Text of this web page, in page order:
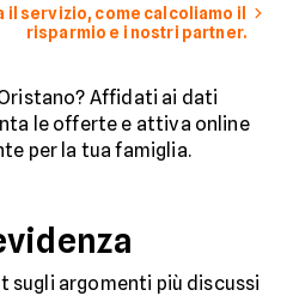
il servizio, come calcoliamo il
risparmio e i nostri partner.
Affidati ai dati
le offerte e attiva online
per la tua famiglia.
sugli argomenti più discussi